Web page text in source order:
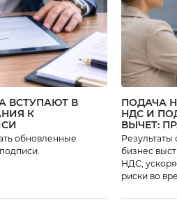
ВСТУПАЮТ В
К
обновленные
ПОДАЧА
НДС И
ВЫЧЕТ:
бизнес
НДС,
риски во